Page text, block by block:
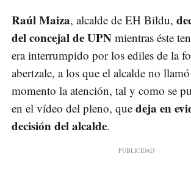
Raúl Maiza, alcalde de EH Bildu,
del concejal de UPN mientras éste
era interrumpido por los ediles de la
abertzale, a los que el alcalde no
momento la atención, tal y como se
en el vídeo del pleno, que deja en
decisión del alcalde.